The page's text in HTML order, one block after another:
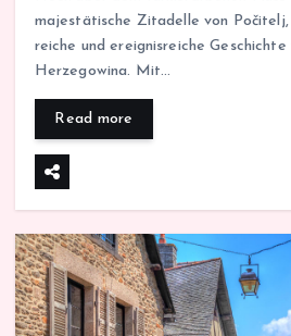
majestätische Zitadelle von Počitelj,
reiche und ereignisreiche Geschichte
Herzegowina. Mit…
Read more